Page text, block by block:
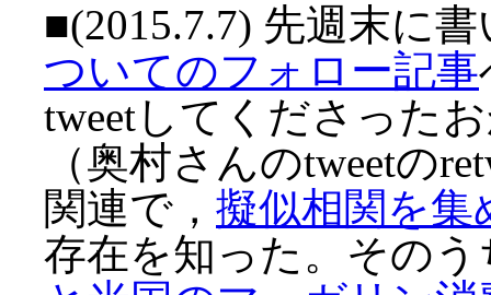
■(2015.7.7) 先週末に
ついてのフォロー記事
tweetしてくださった
（奥村さんのtweetの
関連で， 擬似相関を集
存在を知った。そのう